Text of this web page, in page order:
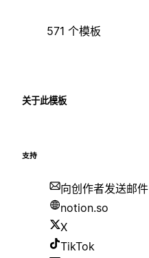
571 个模板
关于此模板
支持
向创作者发送邮件
notion.so
X
TikTok